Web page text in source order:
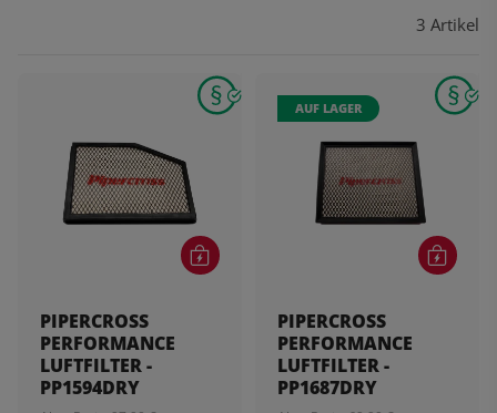
3 Artikel
PIPERCROSS
PERFORMANCE
LUFTFILTER -
PP1594DRY
AUF LAGER
PIPERCROSS
PERFORMANCE
LUFTFILTER -
PP1687DRY